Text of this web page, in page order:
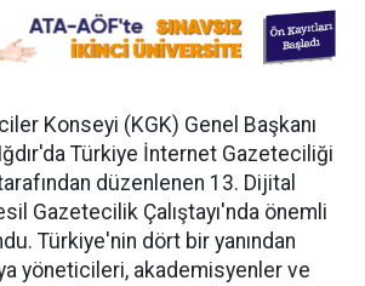
Konseyi (KGK) Genel Başkanı
Türkiye İnternet Gazeteciliği
düzenlenen 13. Dijital
Gazetecilik Çalıştayı'nda önemli
Türkiye'nin dört bir yanından
yöneticileri, akademisyenler ve